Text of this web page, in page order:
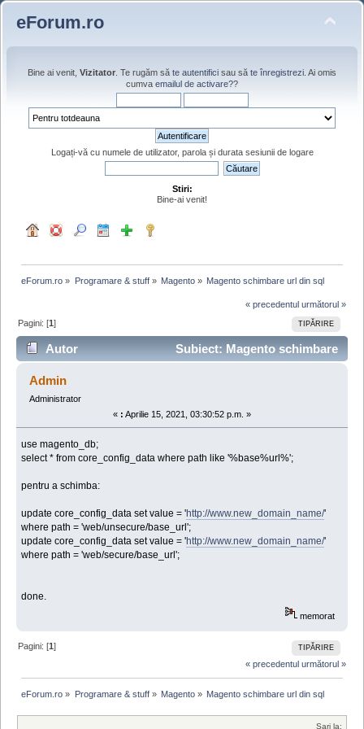
eForum.ro
Bine ai venit, Vizitator . Te rugăm să te autentifici sau să te înregistrezi . Ai omis
cumva emailul de activare??
Logați-vă cu numele de utilizator, parola și durata sesiunii de logare
Stiri:
Bine-ai venit!
eForum.ro » Programare & stuff» Magento» Magento schimbare url din sql
« precedentul următorul »
TIPĂRIRE
Pagini: [1]
Autor
Subiect: Magento schimbare
url din sql (Citit de 73057 ori)
Admin
Administrator
« : Aprilie 15, 2021, 03:30:52 p.m. »
use magento_db;
select * from core_config_data where path like '%base%url%';
pentru a schimba:
update core_config_data set value = 'http://www.new_domain_name/'
where path = 'web/unsecure/base_url';
update core_config_data set value = 'http://www.new_domain_name/'
where path = 'web/secure/base_url';
done.
memorat
TIPĂRIRE
Pagini: [1]
« precedentul următorul »
eForum.ro » Programare & stuff» Magento» Magento schimbare url din sql
Sari la: